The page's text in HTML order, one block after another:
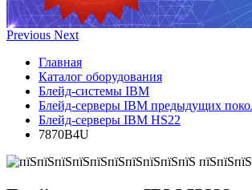
Previous Next
Главная
Каталог оборудования
Блейд-системы IBM
Блейд-серверы IBM предыдущих
Блейд-серверы IBM HS22
7870B4U